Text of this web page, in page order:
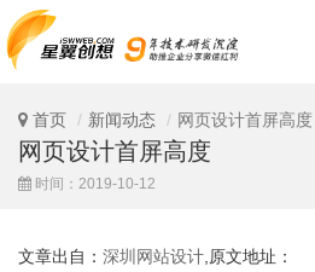
首页 新闻动态 网页设计首屏高度
网页设计首屏高度
时间：2019-10-12
文章出自： 深圳网站设计 ,原文地址：